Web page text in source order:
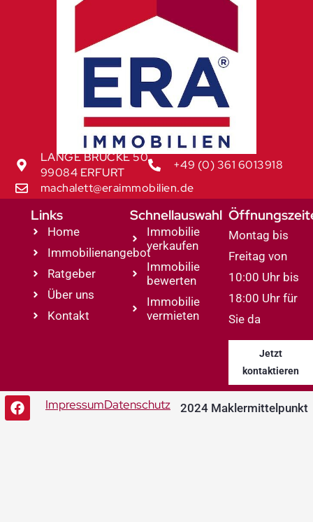
LANGE BRÜCKE 50
99084 ERFURT
+49 (0) 361 6013918
machalett@eraimmobilien.de
Links
Home
Immobilienangebot
Ratgeber
Über uns
Kontakt
Schnellauswahl
Immobilie
verkaufen
Immobilie
bewerten
Immobilie
vermieten
Montag bis
Freitag von
10:00 Uhr bis
18:00 Uhr für
Sie da
Jetzt
kontaktieren
ImpressumDatenschutz 2024 Maklermittelpunkt